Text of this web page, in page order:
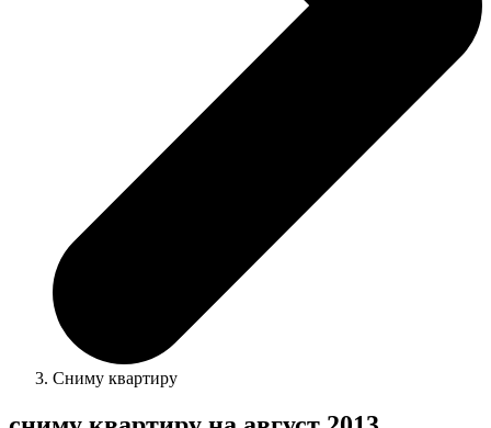
Сниму квартиру